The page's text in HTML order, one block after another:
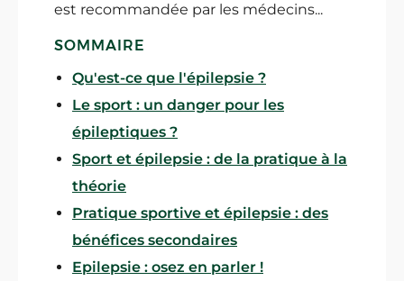
est recommandée par les médecins...
SOMMAIRE
Qu'est-ce que l'épilepsie ?
Le sport : un danger pour les
épileptiques ?
Sport et épilepsie : de la pratique à la
théorie
Pratique sportive et épilepsie : des
bénéfices secondaires
Epilepsie : osez en parler !